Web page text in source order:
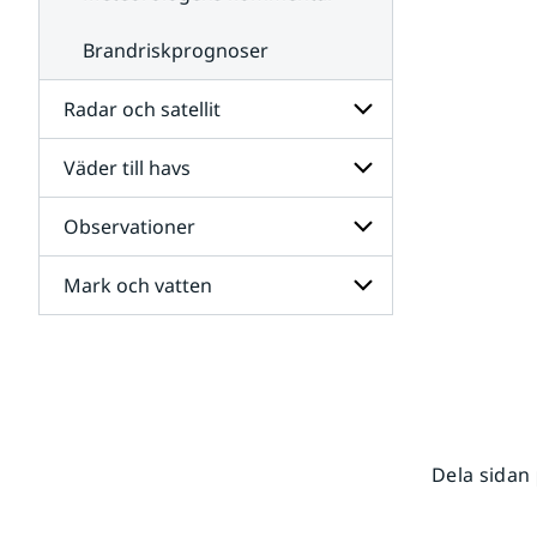
Brandriskprognoser
Radar och satellit
Undersidor
för
Radar
och
satellit
Väder till havs
Undersidor
för
Väder
till
havs
Observationer
Undersidor
för
Mark och vatten
Dela sidan